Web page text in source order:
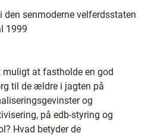
den senmoderne velferdsstaten
1999
muligt at fastholde en god
til de ældre i jagten på
og
på edb-styring og
Hvad betyder de